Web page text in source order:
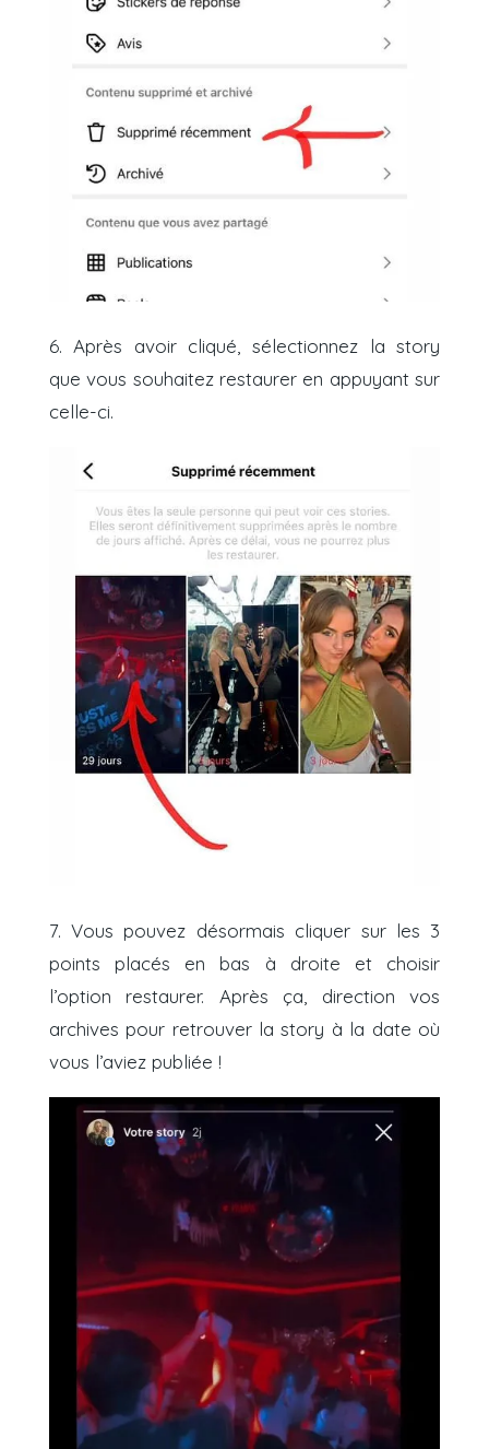
6. Après avoir cliqué, sélectionnez la story
que vous souhaitez restaurer en appuyant sur
celle-ci.
7. Vous pouvez désormais cliquer sur les 3
points placés en bas à droite et choisir
l’option restaurer. Après ça, direction vos
archives pour retrouver la story à la date où
vous l’aviez publiée !